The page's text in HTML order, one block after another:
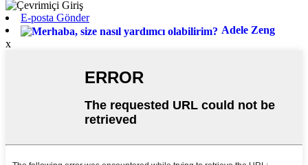
E-posta Gönder
Adele Zeng
x